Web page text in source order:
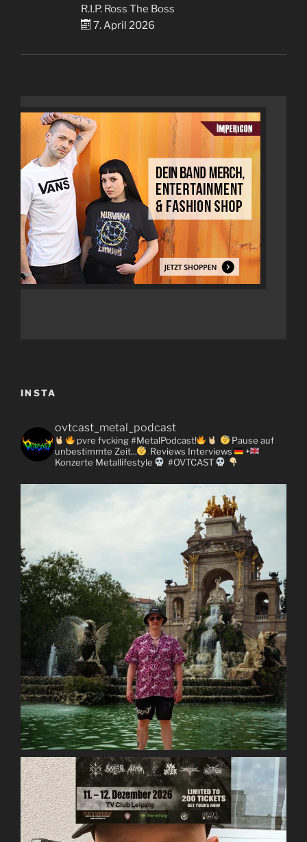
R.I.P. Ross The Boss
7. April 2026
INSTA
ovtcast_metal_podcast
pvre fvcking #MetalPodcast!
Pause auf
unbestimmte Zeit...
Reviews Interviews
+
Konzerte Metallifestyle #OVTCAST